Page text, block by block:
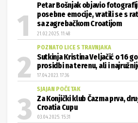
Petar Bošnjak objavio
posebne emocije, vratili se s
sa zagrebačkom Croatijom
21.02.2025. 11:48
POZNATO LICE S TRAVNJAKA
Sutkinja Kristina Veljačić o 16
prosidbi na terenu, ali i
17.04.2023. 17:36
SJAJAN POČETAK
Za Konjički klub Čazma prva,
Croatia Cupu
03.04.2025. 15:31